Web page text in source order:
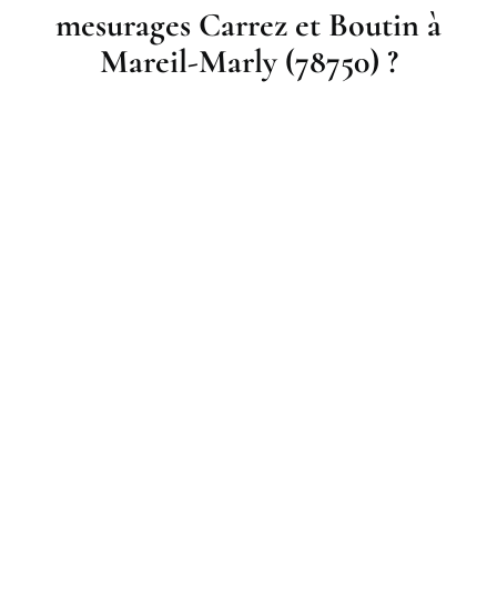
mesurages Carrez et Boutin à
Mareil-Marly (78750) ?